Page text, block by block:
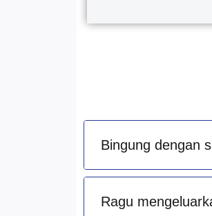
Bingung dengan
Ragu